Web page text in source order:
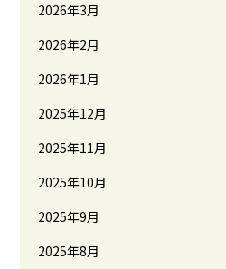
2026年3月
2026年2月
2026年1月
2025年12月
2025年11月
2025年10月
2025年9月
2025年8月